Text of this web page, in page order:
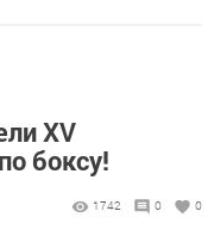
XV
боксу!
1742 0 0